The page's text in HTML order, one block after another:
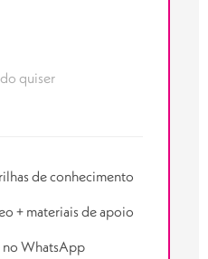
quiser
de conhecimento
+ materiais de apoio
WhatsApp